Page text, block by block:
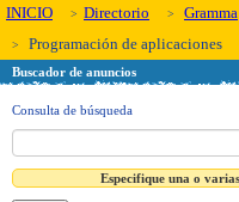
INICIO Directorio Gramma
Programación de aplicaciones
Buscador de anuncios
Consulta de búsqueda
Especifique una o